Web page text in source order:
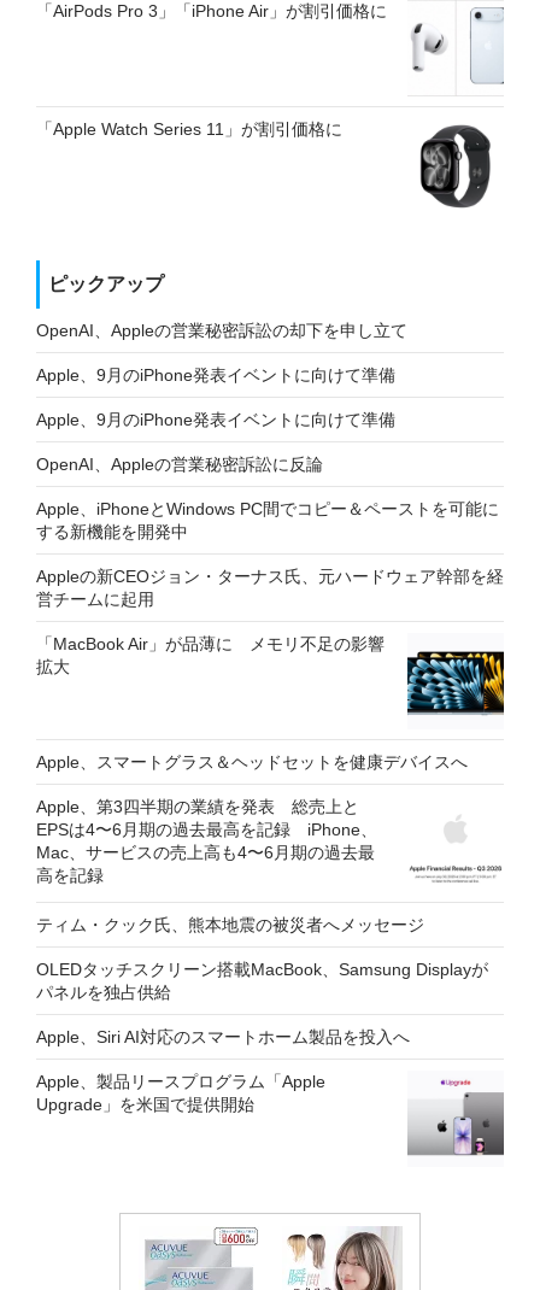
「AirPods Pro 3」「iPhone Air」が割引価格に
「Apple Watch Series 11」が割引価格に
ピックアップ
OpenAI、Appleの営業秘密訴訟の却下を申し立て
Apple、9月のiPhone発表イベントに向けて準備
Apple、9月のiPhone発表イベントに向けて準備
OpenAI、Appleの営業秘密訴訟に反論
Apple、iPhoneとWindows PC間でコピー＆ペーストを可能に
する新機能を開発中
Appleの新CEOジョン・ターナス氏、元ハードウェア幹部を経
営チームに起用
「MacBook Air」が品薄に メモリ不足の影響
拡大
Apple、スマートグラス＆ヘッドセットを健康デバイスへ
Apple、第3四半期の業績を発表 総売上と
EPSは4〜6月期の過去最高を記録 iPhone、
Mac、サービスの売上高も4〜6月期の過去最
高を記録
ティム・クック氏、熊本地震の被災者へメッセージ
OLEDタッチスクリーン搭載MacBook、Samsung Displayが
パネルを独占供給
Apple、Siri AI対応のスマートホーム製品を投入へ
Apple、製品リースプログラム「Apple
Upgrade」を米国で提供開始